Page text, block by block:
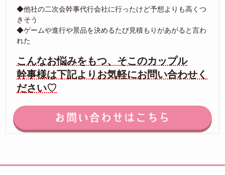
◆他社の二次会幹事代行会社に行ったけど予想よりも高くつ
きそう
◆ゲームや進行や景品を決めるたび見積もりがあがると言わ
れた
こんなお悩みをもつ、そこのカップル
幹事様は下記よりお気軽にお問い合わせく
ださい♡